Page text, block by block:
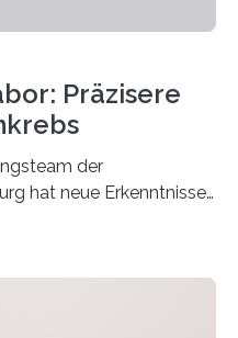
Präzisere
der
hat neue Erkenntnisse
aktuellen Studie,
dass Mini-Tumore
und Patienten –